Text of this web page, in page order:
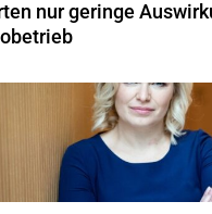
nur geringe